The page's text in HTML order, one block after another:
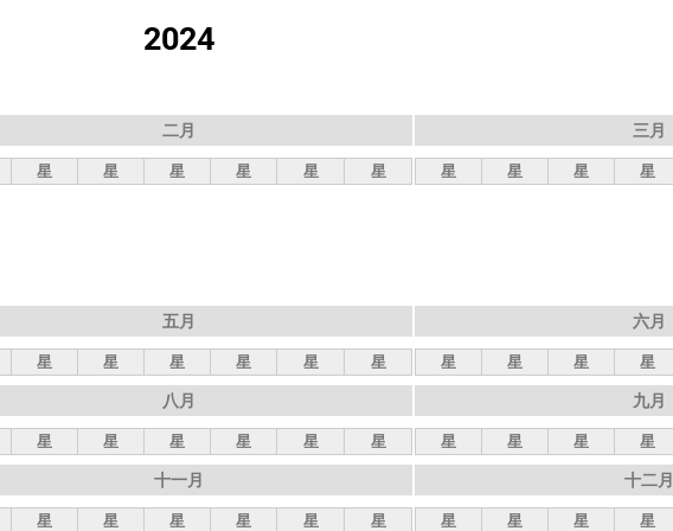
2024
二月
星 星 星 星 星 星
三月
星 星 星 星
五月
星 星 星 星 星 星
六月
星 星 星 星
八月
星 星 星 星 星 星
九月
星 星 星 星
十一月
星 星 星 星 星 星
十二月
星 星 星 星